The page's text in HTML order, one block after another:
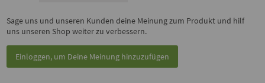
Sage uns und unseren Kunden deine Meinung zum Produkt und hilf
uns unseren Shop weiter zu verbessern.
Einloggen, um Deine Meinung hinzuzufügen